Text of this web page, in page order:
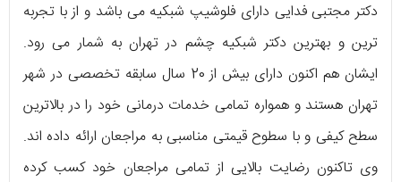
دکتر مجتبی فدایی دارای فلوشیپ شبکیه می باشد و از با تجربه‌
ترین و بهترین دکتر شبکیه چشم در تهران به شمار می‌ رود.
ایشان هم اکنون دارای بیش از 20 سال سابقه تخصصی در شهر
تهران هستند و همواره تمامی خدمات درمانی خود را در بالاترین
سطح کیفی و با سطوح قیمتی مناسبی به مراجعان ارائه داده اند.
وی تاکنون رضایت بالایی از تمامی مراجعان خود کسب کرده